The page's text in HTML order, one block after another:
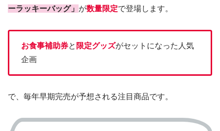
ーラッキーバッグ」 が数量限定で登場します。
お食事補助券と 限定グッズがセットになった人気
企画
で、毎年早期完売が予想される注目商品です。